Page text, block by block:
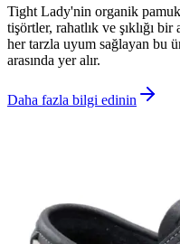
Tight Lady'nin organik
tişörtler, rahatlık ve şıklığı
her tarzla uyum sağlayan bu
arasında yer alır.
Daha fazla bilgi edinin